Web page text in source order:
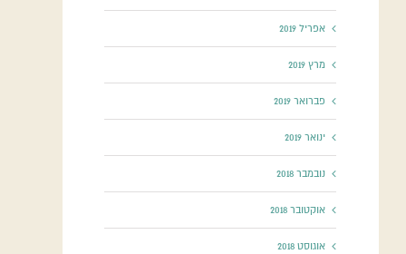
אפריל 2019
מרץ 2019
פברואר 2019
ינואר 2019
נובמבר 2018
אוקטובר 2018
אוגוסט 2018